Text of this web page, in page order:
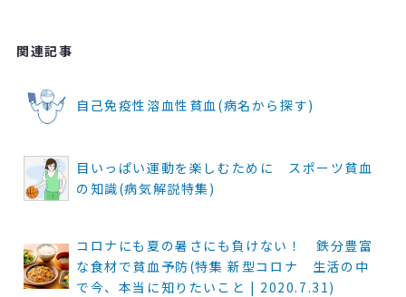
関連記事
自己免疫性溶血性貧血(病名から探す)
目いっぱい運動を楽しむために スポーツ貧血
の知識(病気解説特集)
コロナにも夏の暑さにも負けない！ 鉄分豊富
な食材で貧血予防(特集 新型コロナ 生活の中
で今、本当に知りたいこと | 2020.7.31)